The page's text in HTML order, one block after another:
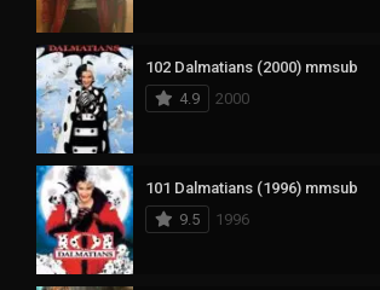
102 Dalmatians (2000) mmsub
4.9
2000
101 Dalmatians (1996) mmsub
9.5
1996